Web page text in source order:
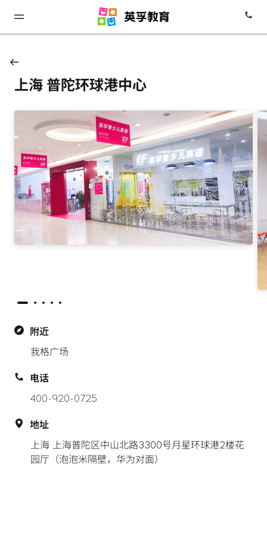
上海 普陀环球港中心
附近
我格广场
电话
400-920-0725
地址
上海 上海普陀区中山北路3300号月星环球港2楼花
园厅（泡泡米隔壁，华为对面）